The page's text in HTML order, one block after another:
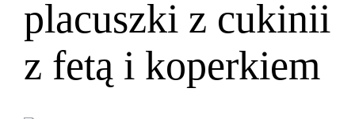
placuszki z cukinii
z fetą i koperkiem